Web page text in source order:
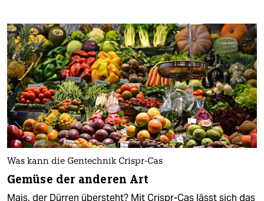
Was kann die Gentechnik Crispr-Cas
Gemüse der anderen Art​
Mais, der Dürren übersteht? Mit Crispr-Cas lässt sich das